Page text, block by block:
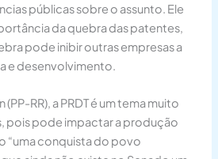
públicas sobre o assunto. Ele
da quebra das patentes,
pode inibir outras empresas a
e desenvolvimento.
(PP-RR), a PRDT é um tema muito
pois pode impactar a produção
“uma conquista do povo